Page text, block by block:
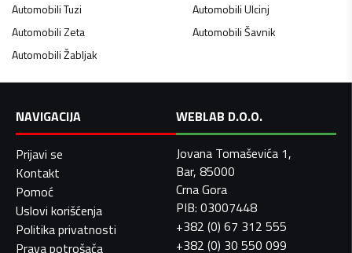
AutomobiliTuzi AutomobiliUlcinj
AutomobiliZeta AutomobiliŠavnik
AutomobiliŽabljak
NAVIGACIJA
Prijavi se
Kontakt
Pomoć
Uslovi korišćenja
Politika privatnosti
Prava potrošača
WEBLAB D.O.O.
Jovana Tomaševića 1,
Bar, 85000
Crna Gora
PIB: 03007448
+382 (0) 67 312 555
+382 (0) 30 550 099